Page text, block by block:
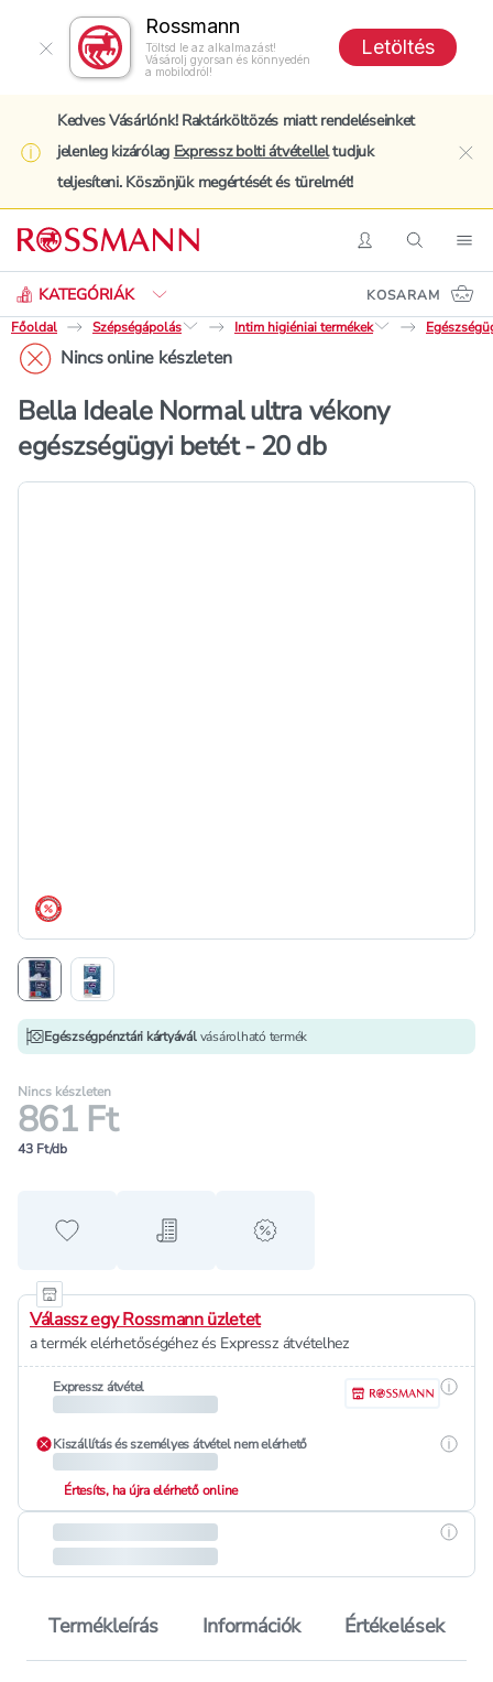
Rossmann
Töltsd le az alkalmazást!
Vásárolj gyorsan és könnyedén
a mobilodról!
Letöltés
Kedves Vásárlónk! Raktárköltözés miatt rendeléseinket
jelenleg kizárólag Expressz bolti átvételleltudjuk
teljesíteni. Köszönjük megértését és türelmét!
BelépésKeresés
KATEGÓRIÁK
Keresés
KOSARAM
Főoldal
Szépségápolás Intim higiéniai termékek
Nincs online készleten
Bella Ideale Normal ultra vékony
egészségügyi betét - 20 db
árréscsökkentés
Egészségpénztári kártyáválvásárolható termék
Nincs készleten
861 Ft
43 Ft/db
Hozzáadás a kedvencekhez
Hozzáadás a bevásárló listához
alert when on sale
Válassz egy Rossmann üzletet
a termék elérhetőségéhez és Expressz átvételhez
Expressz átvétel
Kiszállítás és személyes átvétel nem elérhető
Értesíts, ha újra elérhető online
Termékleírás Információk Értékelések